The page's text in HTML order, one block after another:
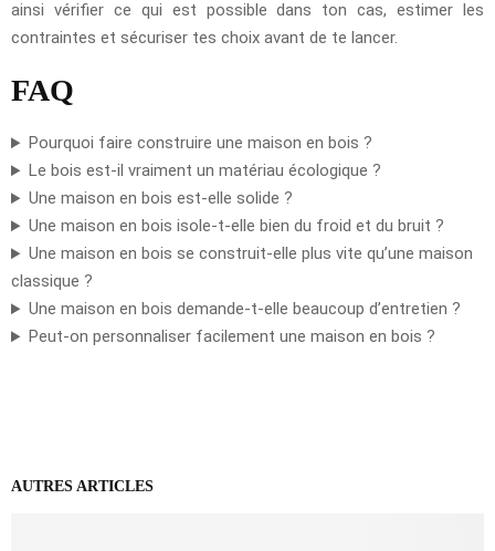
ainsi vérifier ce qui est possible dans ton cas, estimer les
contraintes et sécuriser tes choix avant de te lancer.
FAQ
Pourquoi faire construire une maison en bois ?
Le bois est-il vraiment un matériau écologique ?
Une maison en bois est-elle solide ?
Une maison en bois isole-t-elle bien du froid et du bruit ?
Une maison en bois se construit-elle plus vite qu’une maison
classique ?
Une maison en bois demande-t-elle beaucoup d’entretien ?
Peut-on personnaliser facilement une maison en bois ?
AUTRES ARTICLES